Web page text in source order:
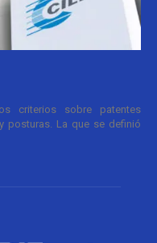
criterios sobre patentes
posturas. La que se definió